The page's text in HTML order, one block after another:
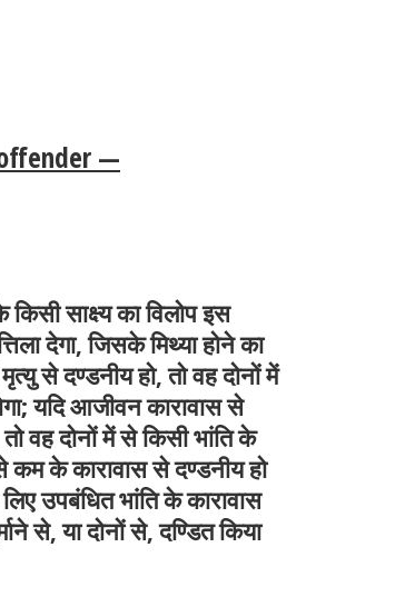
—
साक्ष्य का विलोप इस
देगा, जिसके मिथ्या होने का
से दण्डनीय हो, तो वह दोनों में
यदि आजीवन कारावास से
वह दोनों में से किसी भांति के
कम के कारावास से दण्डनीय हो
उपबंधित भांति के कारावास
से, या दोनों से, दण्डित किया